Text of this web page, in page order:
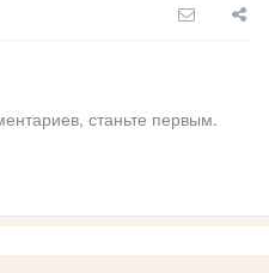
станьте первым.